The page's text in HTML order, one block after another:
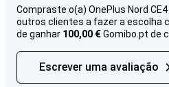
Compraste o(a) OnePlus Nord
outros clientes a fazer a escolha
de ganhar 100,00 €Gomibo.pt de
Escrever uma avaliação